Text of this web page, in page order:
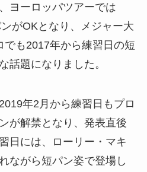
ヨーロッパツアーでは
がOKとなり、メジャー大
も2017年から練習日の短
話題になりました。
年2月から練習日もプロ
が解禁となり、発表直後
日には、ローリー・マキ
ながら短パン姿で登場し